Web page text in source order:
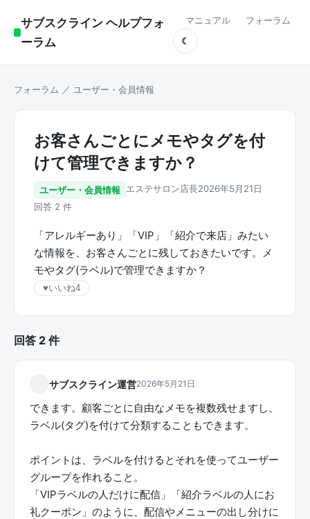
サブスクライン ヘルプフォ
ーラム
マニュアル フォーラム
☾
フォーラム ／ ユーザー・会員情報
お客さんごとにメモやタグを付
けて管理できますか？
ユーザー・会員情報 エステサロン店長2026年5月21日
回答 2 件
「アレルギーあり」「VIP」「紹介で来店」みたい
な情報を、お客さんごとに残しておきたいです。メ
モやタグ(ラベル)で管理できますか？
♥いいね4
回答 2 件
サブスクライン運営2026年5月21日
できます。顧客ごとに自由なメモを複数残せますし、
ラベル(タグ)を付けて分類することもできます。
ポイントは、ラベルを付けるとそれを使ってユーザー
グループを作れること。
「VIPラベルの人だけに配信」「紹介ラベルの人にお
礼クーポン」のように、配信やメニューの出し分けに